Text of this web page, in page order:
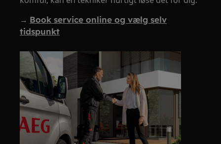
→ Book service online og vælg selv
tidspunkt